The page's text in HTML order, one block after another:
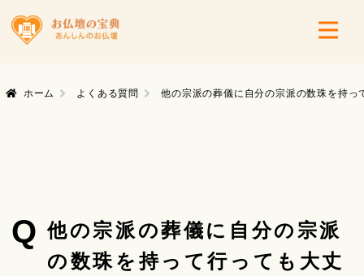
ホーム よくある質問 他の宗派の葬儀に自分の宗派の数珠を持っ
Q 他の宗派の葬儀に自分の宗派
の数珠を持って行っても大丈